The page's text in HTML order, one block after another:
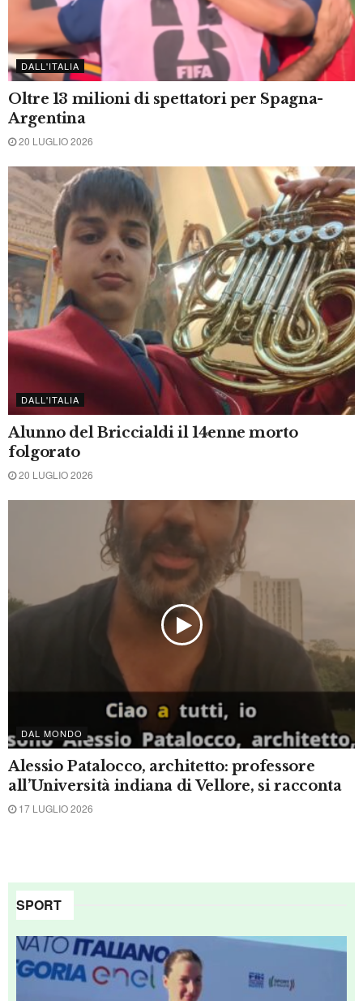
Terremoto ai Campi Flegrei: 21 feriti. Il
sindaco di Pozzuoli, “mantenete la calma”
31 LUGLIO 2026
DALL'ITALIA
È morto Franco Baresi. La leggenda del
Milan aveva 66 anni
29 LUGLIO 2026
23enne residente a Terni muore a Bolsena
DALL'ITALIA